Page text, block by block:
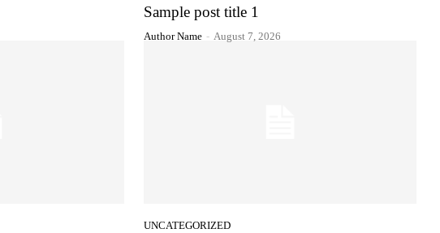
Sample post title 1
Author Name - August 7, 2026
UNCATEGORIZED